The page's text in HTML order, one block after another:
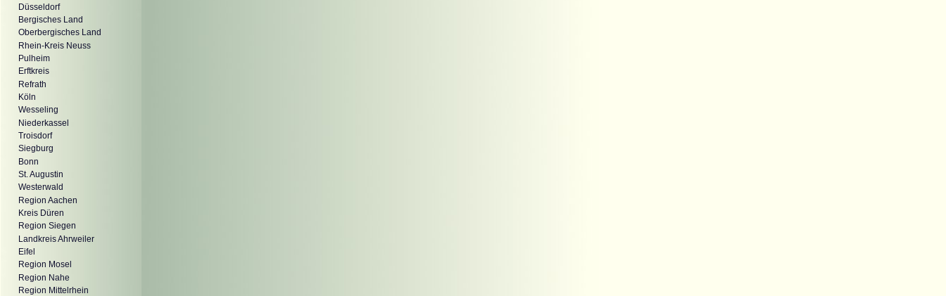
Düsseldorf
Bergisches Land
Oberbergisches Land
Rhein-Kreis Neuss
Pulheim
Erftkreis
Refrath
Köln
Wesseling
Niederkassel
Troisdorf
Siegburg
Bonn
St. Augustin
Westerwald
Region Aachen
Kreis Düren
Region Siegen
Landkreis Ahrweiler
Eifel
Region Mosel
Region Nahe
Region Mittelrhein